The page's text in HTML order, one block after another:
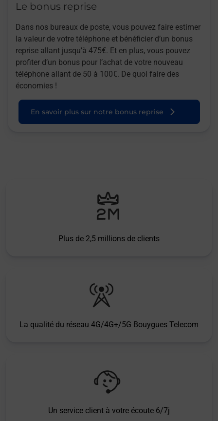
Le bonus reprise
Dans nos bureaux de poste, vous pouvez faire estimer
la valeur de votre téléphone et bénéficier d’un bonus
reprise allant jusqu’à 475€. Et en plus, vous pouvez
profiter d’un bonus pour l’achat de votre nouveau
téléphone allant de 50 à 100€. De quoi faire des
économies !
En savoir plus sur notre bonus reprise
Plus de 2,5 millions de clients
La qualité du réseau 4G/4G+/5G Bouygues Telecom
Un service client à votre écoute 6/7j